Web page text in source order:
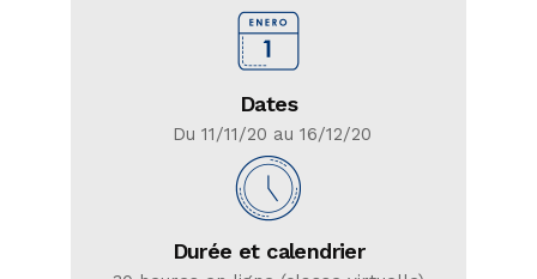
Dates
Du 11/11/20 au 16/12/20
Durée et calendrier